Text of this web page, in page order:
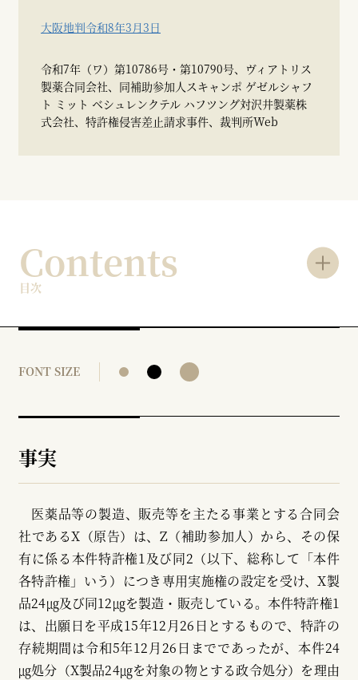
大阪地判令和8年3月3日
令和7年（ワ）第10786号・第10790号、ヴィアトリス
製薬合同会社、同補助参加人スキャンポ ゲゼルシャフ
ト ミット ベシュレンクテル ハフツング対沢井製薬株
式会社、特許権侵害差止請求事件、裁判所Web
Contents
目次
FONT SIZE
事実
医薬品等の製造、販売等を主たる事業とする合同会
社であるX（原告）は、Z（補助参加人）から、その保
有に係る本件特許権1及び同2（以下、総称して「本件
各特許権」いう）につき専用実施権の設定を受け、X製
品24㎍及び同12㎍を製造・販売している。本件特許権1
は、出願日を平成15年12月26日とするもので、特許の
存続期間は令和5年12月26日までであったが、本件24
㎍処分（X製品24㎍を対象の物とする政令処分）を理由